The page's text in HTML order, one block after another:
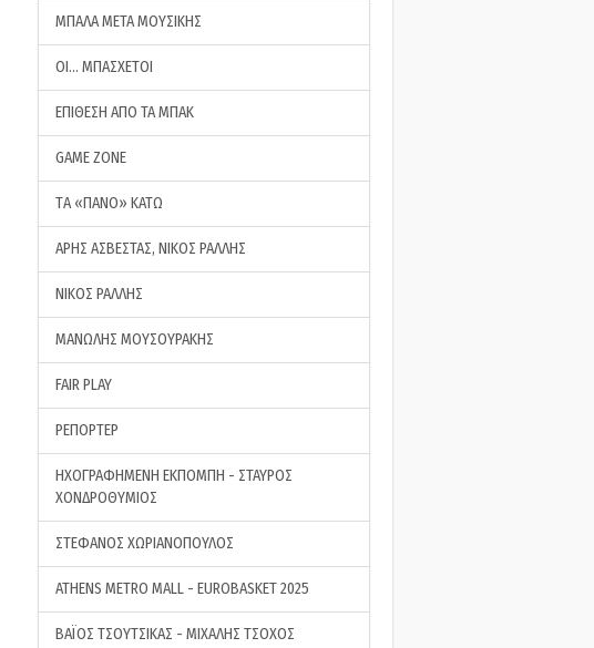
ΜΠΑΛΑ ΜΕΤΑ ΜΟΥΣΙΚΗΣ
ΟΙ… ΜΠΑΣΧΕΤΟΙ
ΕΠΙΘΕΣΗ ΑΠΟ ΤΑ ΜΠΑΚ
GAME ZONE
ΤA «ΠΑΝΟ» ΚΑΤΩ
ΑΡΗΣ ΑΣΒΕΣΤΑΣ, ΝΙΚΟΣ ΡΑΛΛΗΣ
ΝΙΚΟΣ ΡΑΛΛΗΣ
ΜΑΝΩΛΗΣ ΜΟΥΣΟΥΡΑΚΗΣ
FAIR PLAY
ΡΕΠΟΡΤΕΡ
ΗΧΟΓΡΑΦΗΜΕΝΗ ΕΚΠΟΜΠΗ - ΣΤΑΥΡΟΣ
ΧΟΝΔΡΟΘΥΜΙΟΣ
ΣΤΕΦΑΝΟΣ ΧΩΡΙΑΝΟΠΟΥΛΟΣ
ATHENS METRO MALL - EUROBASKET 2025
ΒΑΪΟΣ ΤΣΟΥΤΣΙΚΑΣ - ΜΙΧΑΛΗΣ ΤΣΟΧΟΣ